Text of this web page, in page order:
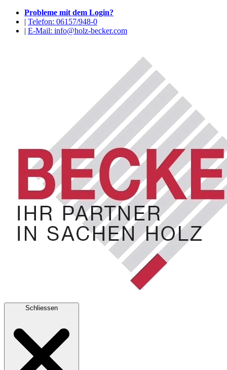
Probleme mit dem Login?
| Telefon: 06157/948-0
| E-Mail: info@holz-becker.com
Schliessen